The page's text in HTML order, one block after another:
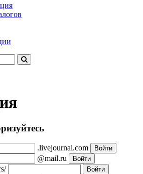
.livejournal.com
@mail.ru